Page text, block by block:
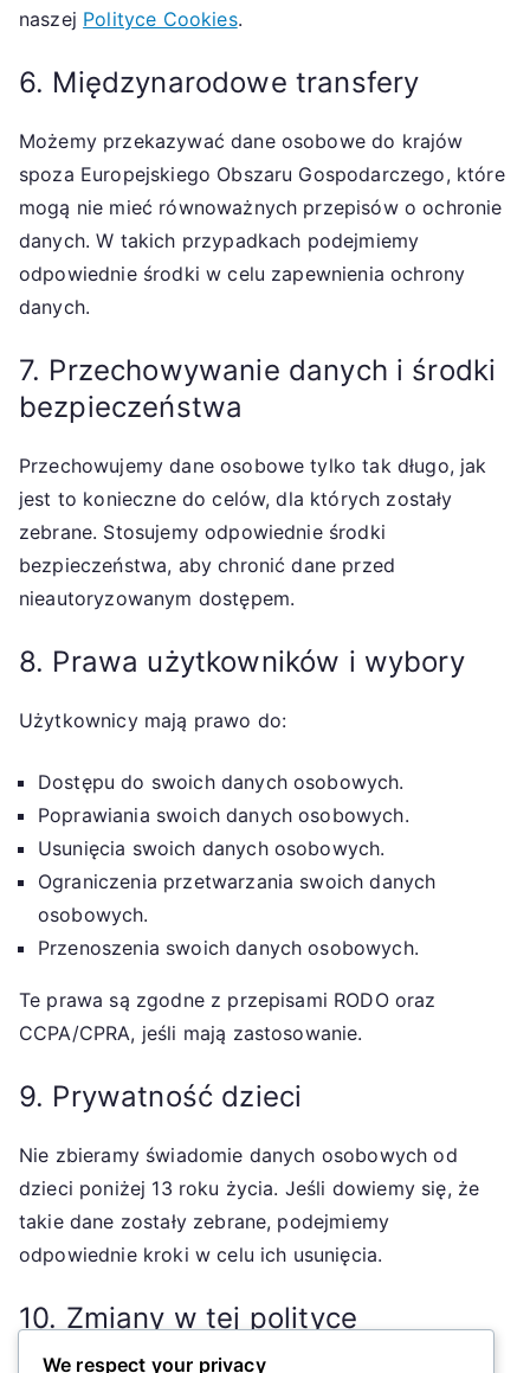
naszej Polityce Cookies.
6. Międzynarodowe transfery
Możemy przekazywać dane osobowe do krajów
spoza Europejskiego Obszaru Gospodarczego, które
mogą nie mieć równoważnych przepisów o ochronie
danych. W takich przypadkach podejmiemy
odpowiednie środki w celu zapewnienia ochrony
danych.
7. Przechowywanie danych i środki
bezpieczeństwa
Przechowujemy dane osobowe tylko tak długo, jak
jest to konieczne do celów, dla których zostały
zebrane. Stosujemy odpowiednie środki
bezpieczeństwa, aby chronić dane przed
nieautoryzowanym dostępem.
8. Prawa użytkowników i wybory
Użytkownicy mają prawo do:
Dostępu do swoich danych osobowych.
Poprawiania swoich danych osobowych.
Usunięcia swoich danych osobowych.
Ograniczenia przetwarzania swoich danych
osobowych.
Przenoszenia swoich danych osobowych.
Te prawa są zgodne z przepisami RODO oraz
CCPA/CPRA, jeśli mają zastosowanie.
9. Prywatność dzieci
Nie zbieramy świadomie danych osobowych od
dzieci poniżej 13 roku życia. Jeśli dowiemy się, że
takie dane zostały zebrane, podejmiemy
odpowiednie kroki w celu ich usunięcia.
10. Zmiany w tej polityce
We respect your privacy